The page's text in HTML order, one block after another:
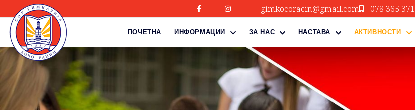
gimkocoracin@gmail.com 078 365 371
ПОЧЕТНА ИНФОРМАЦИИ ЗА НАС НАСТАВА АКТИВНОСТИ